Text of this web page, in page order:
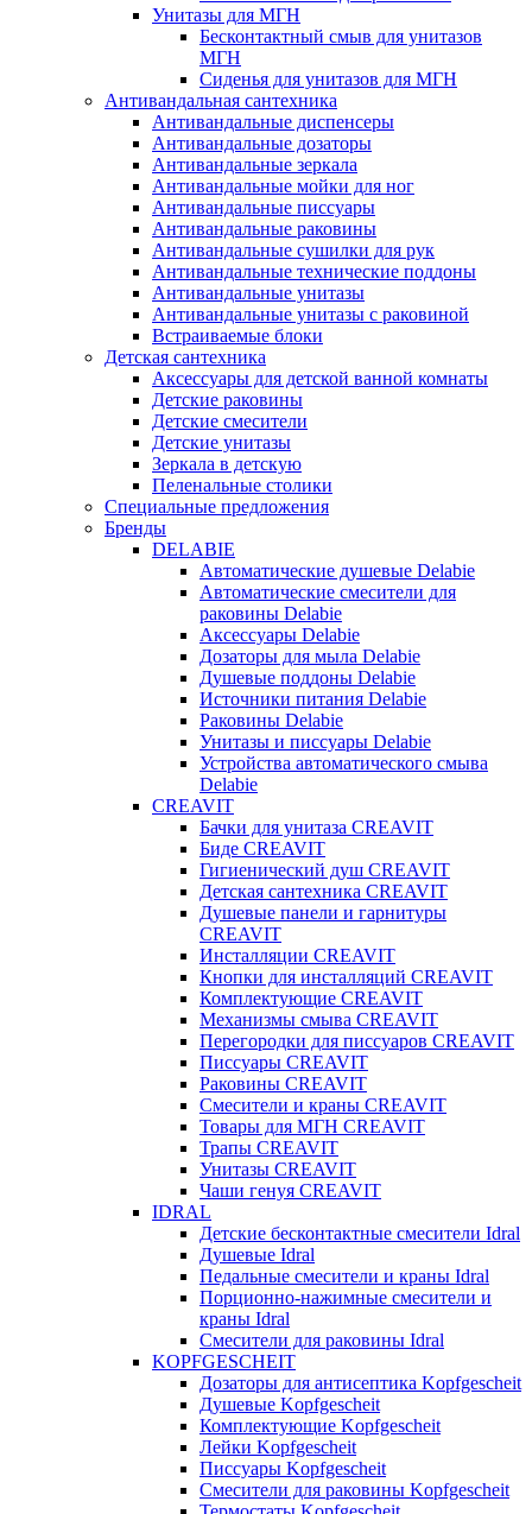
Унитазы для МГН
Бесконтактный смыв для унитазов
МГН
Сиденья для унитазов для МГН
Антивандальная сантехника
Антивандальные диспенсеры
Антивандальные дозаторы
Антивандальные зеркала
Антивандальные мойки для ног
Антивандальные писсуары
Антивандальные раковины
Антивандальные сушилки для рук
Антивандальные технические поддоны
Антивандальные унитазы
Антивандальные унитазы с раковиной
Встраиваемые блоки
Детская сантехника
Аксессуары для детской ванной комнаты
Детские раковины
Детские смесители
Детские унитазы
Зеркала в детскую
Пеленальные столики
Специальные предложения
Бренды
DELABIE
Автоматические душевые Delabie
Автоматические смесители для
раковины Delabie
Аксессуары Delabie
Дозаторы для мыла Delabie
Душевые поддоны Delabie
Источники питания Delabie
Раковины Delabie
Унитазы и писсуары Delabie
Устройства автоматического смыва
Delabie
CREAVIT
Бачки для унитаза CREAVIT
Биде CREAVIT
Гигиенический душ CREAVIT
Детская сантехника CREAVIT
Душевые панели и гарнитуры
CREAVIT
Инсталляции CREAVIT
Кнопки для инсталляций CREAVIT
Комплектующие CREAVIT
Механизмы смыва CREAVIT
Перегородки для писсуаров CREAVIT
Писсуары CREAVIT
Раковины CREAVIT
Смесители и краны CREAVIT
Товары для МГН CREAVIT
Трапы CREAVIT
Унитазы CREAVIT
Чаши генуя CREAVIT
IDRAL
Детские бесконтактные смесители Idral
Душевые Idral
Педальные смесители и краны Idral
Порционно-нажимные смесители и
краны Idral
Смеcители для раковины Idral
KOPFGESCHEIT
Дозаторы для антисептика Kopfgescheit
Душевые Kopfgescheit
Комплектующие Kopfgescheit
Лейки Kopfgescheit
Писсуары Kopfgescheit
Смесители для раковины Kopfgescheit